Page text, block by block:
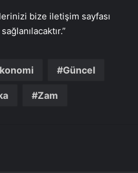
bize iletişim sayfası
Güncel
Zam
Çifte Güvence: Sabit
ve Kesintisiz Burs